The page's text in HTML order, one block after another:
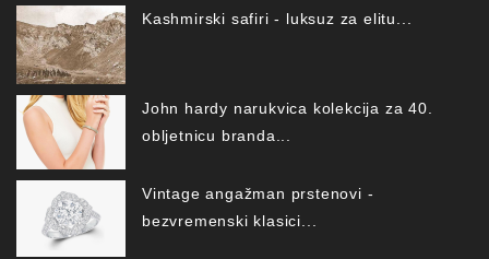
Kashmirski safiri - luksuz za elitu...
John hardy narukvica kolekcija za 40.
obljetnicu branda...
Vintage angažman prstenovi -
bezvremenski klasici...